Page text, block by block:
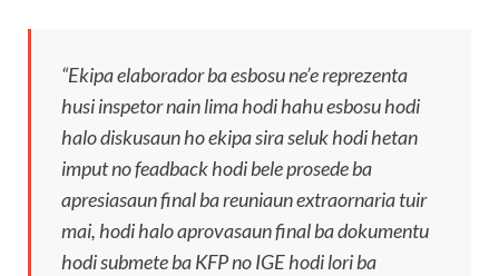
“Ekipa elaborador ba esbosu ne’e reprezenta
husi inspetor nain lima hodi hahu esbosu hodi
halo diskusaun ho ekipa sira seluk hodi hetan
imput no feadback hodi bele prosede ba
apresiasaun final ba reuniaun extraornaria tuir
mai, hodi halo aprovasaun final ba dokumentu
hodi submete ba KFP no IGE hodi lori ba